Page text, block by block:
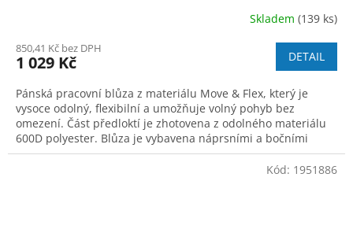
Skladem (139 ks)
850,41 Kč bez DPH
1 029 Kč DETAIL
Pánská pracovní blůza z materiálu Move & Flex, který je
vysoce odolný, flexibilní a umožňuje volný pohyb bez
omezení. Část předloktí je zhotovena z odolného materiálu
600D polyester. Blůza je vybavena náprsními a bočními
kapsami na zip. Pas a rukávy
Kód: 1951886